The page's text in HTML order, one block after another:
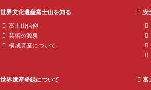
世界文化遺産富士山を知る
富士山信仰
芸術の源泉
構成資産について
安
世界遺産登録について 富